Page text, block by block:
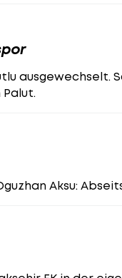
ausgewechselt.
Palut.
Aksu: